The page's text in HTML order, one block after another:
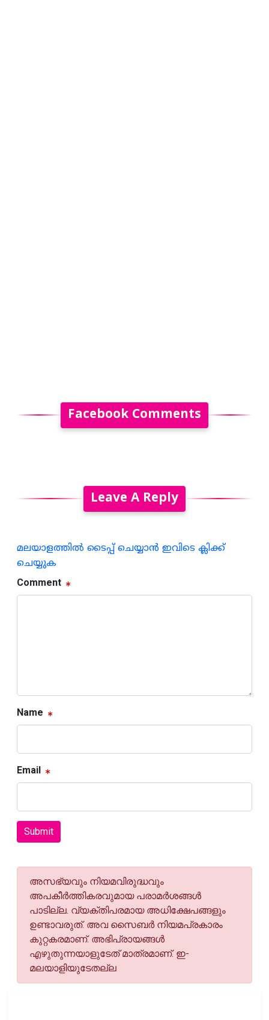
Facebook Comments
Leave A Reply
മലയാളത്തില്‍ ടൈപ്പ് ചെയ്യാന്‍ ഇവിടെ ക്ലിക്ക്
ചെയ്യുക
Comment
Name
Email
Submit
അസഭ്യവും നിയമവിരുദ്ധവും
അപകീര്‍ത്തികരവുമായ പരാമര്‍ശങ്ങള്‍
പാടില്ല. വ്യക്തിപരമായ അധിക്ഷേപങ്ങളും
ഉണ്ടാവരുത്. അവ സൈബര്‍ നിയമപ്രകാരം
കുറ്റകരമാണ്. അഭിപ്രായങ്ങള്‍
എഴുതുന്നയാളുടേത് മാത്രമാണ്. ഇ-
മലയാളിയുടേതല്ല